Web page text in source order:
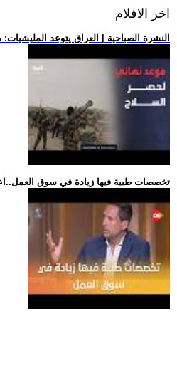
اخر الافلام
.. النشرة الصباحية | العراق يتوعد
.. تخصصات طبية فيها زيادة في سوق